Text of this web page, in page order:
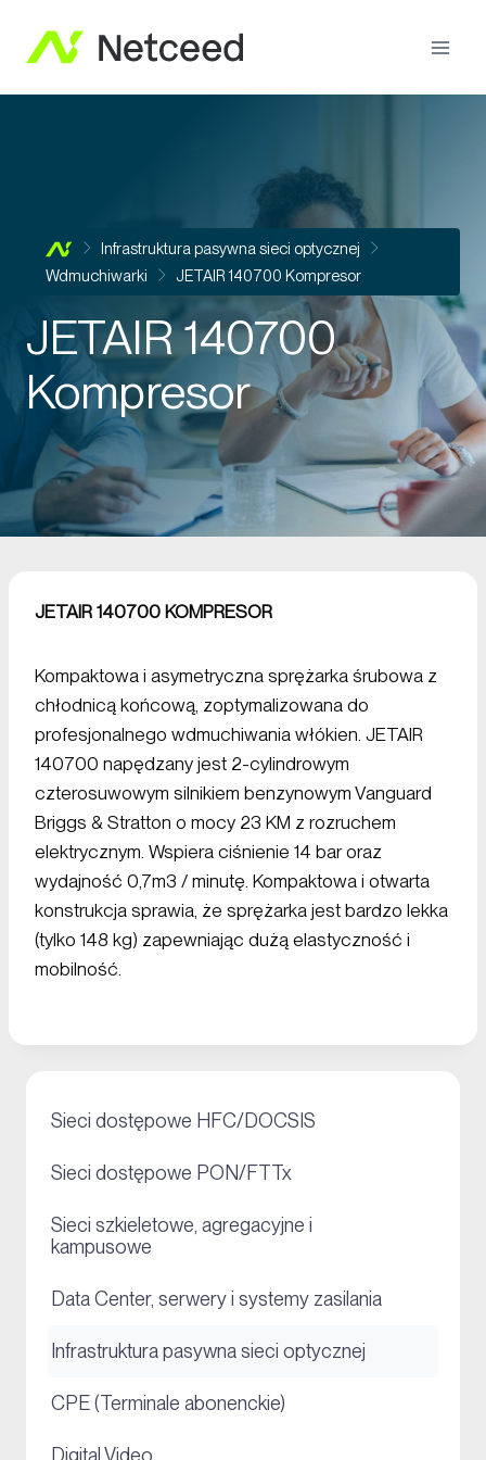
Infrastruktura pasywna sieci optycznej
Wdmuchiwarki
JETAIR 140700 Kompresor
JETAIR 140700
Kompresor
JETAIR 140700 KOMPRESOR
Kompaktowa i asymetryczna sprężarka śrubowa z
chłodnicą końcową, zoptymalizowana do
profesjonalnego wdmuchiwania włókien. JETAIR
140700 napędzany jest 2-cylindrowym
czterosuwowym silnikiem benzynowym Vanguard
Briggs & Stratton o mocy 23 KM z rozruchem
elektrycznym. Wspiera ciśnienie 14 bar oraz
wydajność 0,7m3 / minutę. Kompaktowa i otwarta
konstrukcja sprawia, że sprężarka jest bardzo lekka
(tylko 148 kg) zapewniając dużą elastyczność i
mobilność.
Sieci dostępowe HFC/DOCSIS
Sieci dostępowe PON/FTTx
Sieci szkieletowe, agregacyjne i
kampusowe
Data Center, serwery i systemy zasilania
Infrastruktura pasywna sieci optycznej
CPE (Terminale abonenckie)
Digital Video